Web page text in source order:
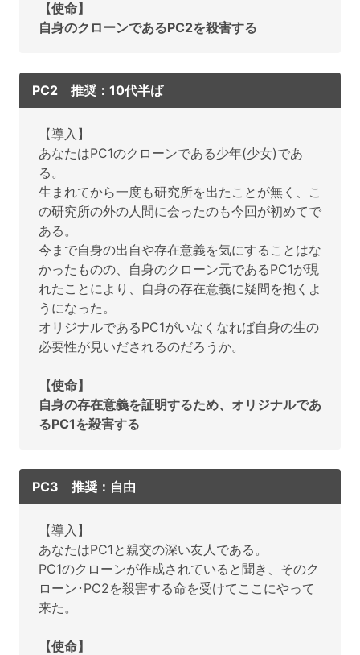
【使命】
自身のクローンであるPC2を殺害する
PC2 推奨：10代半ば
【導入】
あなたはPC1のクローンである少年(少女)であ
る。
生まれてから一度も研究所を出たことが無く、こ
の研究所の外の人間に会ったのも今回が初めてで
ある。
今まで自身の出自や存在意義を気にすることはな
かったものの、自身のクローン元であるPC1が現
れたことにより、自身の存在意義に疑問を抱くよ
うになった。
オリジナルであるPC1がいなくなれば自身の生の
必要性が見いだされるのだろうか。
【使命】
自身の存在意義を証明するため、オリジナルであ
るPC1を殺害する
PC3 推奨：自由
【導入】
あなたはPC1と親交の深い友人である。
PC1のクローンが作成されていると聞き、そのク
ローン･PC2を殺害する命を受けてここにやって
来た。
【使命】